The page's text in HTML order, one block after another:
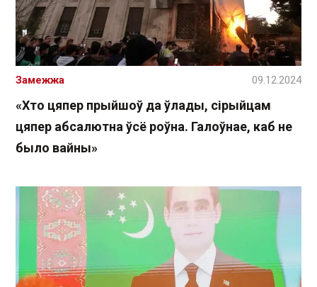
«Хто цяпер прыйшоў да ўлады, сірыйцам
цяпер абсалютна ўсё роўна. Галоўнае, каб не
было вайны»
Замежжа 09.12.2024